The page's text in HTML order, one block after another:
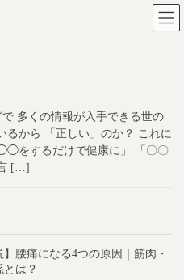
多くの情報が入手できる世の
るから 「正しい」のか？ これに
をするだけで健康に」 「〇〇
[…]
腰痛になる4つの原因｜筋肉・
は？